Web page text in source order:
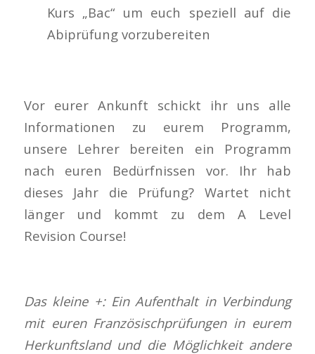
Kurs „Bac“ um euch speziell auf die
Abiprüfung vorzubereiten
Vor eurer Ankunft schickt ihr uns alle
Informationen zu eurem Programm,
unsere Lehrer bereiten ein Programm
nach euren Bedürfnissen vor. Ihr hab
dieses Jahr die Prüfung? Wartet nicht
länger und kommt zu dem A Level
Revision Course!
Das kleine +: Ein Aufenthalt in Verbindung
mit euren Französischprüfungen in eurem
Herkunftsland und die Möglichkeit andere